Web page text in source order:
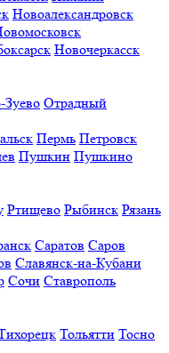
Новоалександровск
Новочеркасск
Зуево Отрадный
Пермь Петровск
Пушкин Пушкино
Ртищево Рыбинск Рязань
Саратов Саров
Славянск-на-Кубани
Сочи Ставрополь
Тольятти Тосно